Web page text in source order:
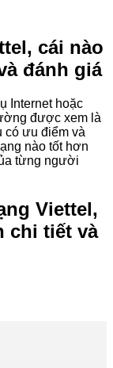
cái nào
đánh giá
Internet hoặc
được xem là
có ưu điểm và
nào tốt hơn
từng người
Viettel,
chi tiết và